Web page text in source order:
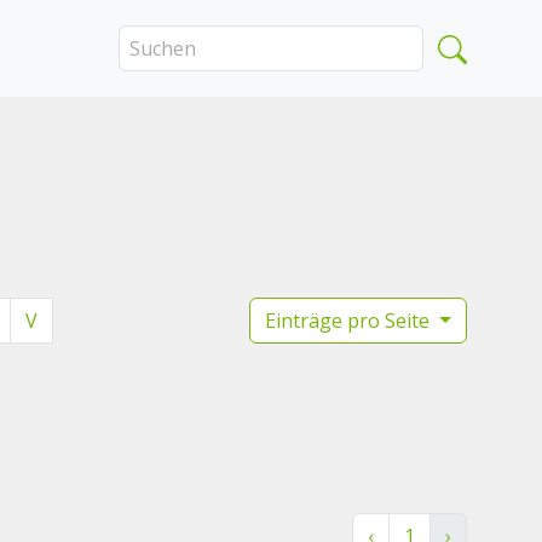
V
Einträge pro Seite
‹ 1 ›